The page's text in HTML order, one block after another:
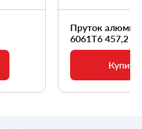
Пруток
6061Т6 457,2
Купить